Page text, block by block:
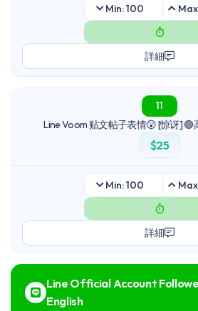
Min: 100
詳細
11
Line Voom 贴文帖子表情😲 [惊讶] 🟢
$25
Min: 100
詳細
Line Official Account
English